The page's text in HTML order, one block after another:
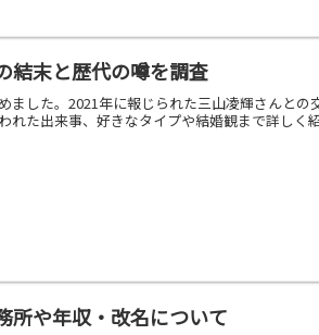
結末と歴代の噂を調査
した。2021年に報じられた三山凌輝さんとの
た出来事、好きなタイプや結婚観まで詳しく紹
所や年収・改名について